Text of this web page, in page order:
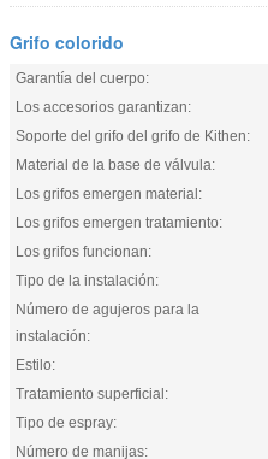
Grifo colorido
Garantía del cuerpo:
Los accesorios garantizan:
Soporte del grifo del grifo de Kithen:
Material de la base de válvula:
Los grifos emergen material:
Los grifos emergen tratamiento:
Los grifos funcionan:
Tipo de la instalación:
Número de agujeros para la
instalación:
Estilo:
Tratamiento superficial:
Tipo de espray:
Número de manijas: